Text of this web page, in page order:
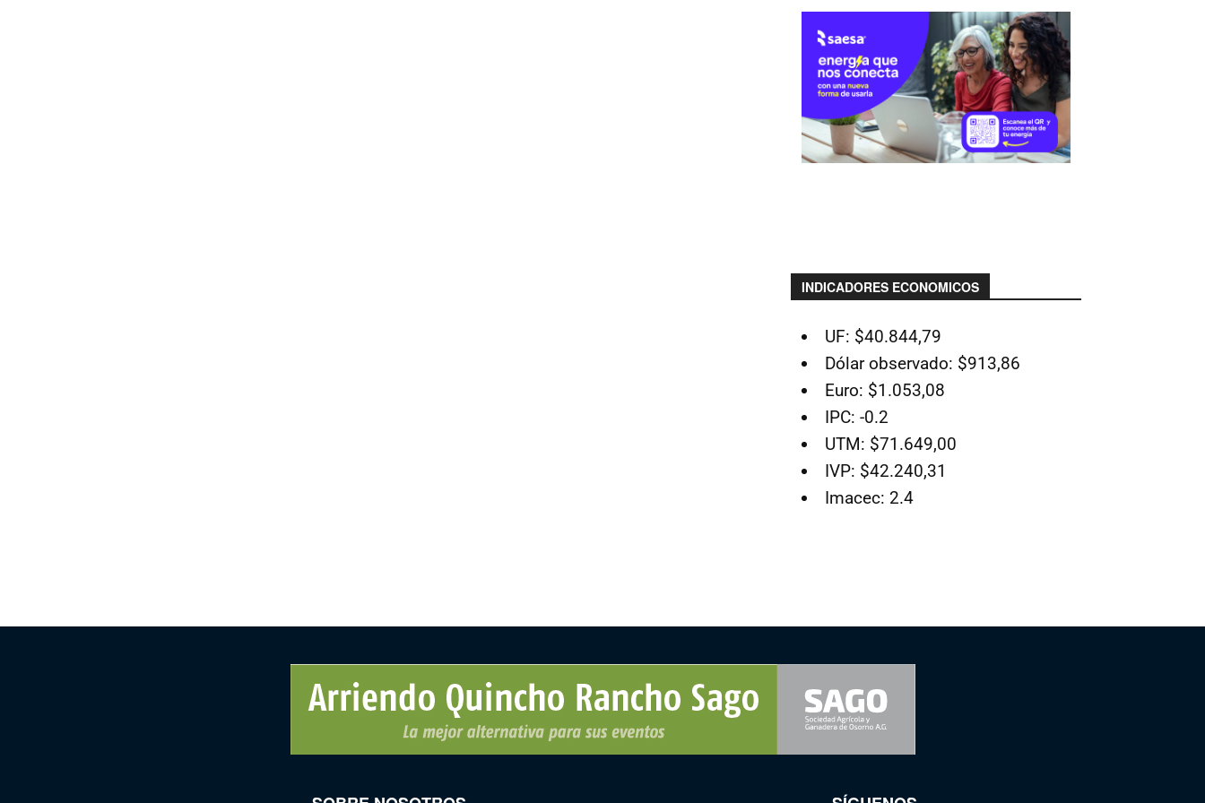
INDICADORES ECONOMICOS
UF: $40.844,79
Dólar observado: $913,86
Euro: $1.053,08
IPC: -0.2
UTM: $71.649,00
IVP: $42.240,31
Imacec: 2.4